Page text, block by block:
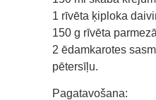
1 rīvēta ķiploka
150 g rīvēta
2 ēdamkarotes
pētersīļu.
Pagatavošana: